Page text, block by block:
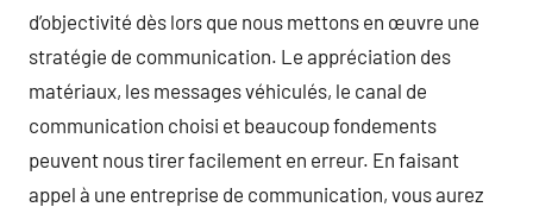
d’objectivité dès lors que nous mettons en œuvre une
stratégie de communication. Le appréciation des
matériaux, les messages véhiculés, le canal de
communication choisi et beaucoup fondements
peuvent nous tirer facilement en erreur. En faisant
appel à une entreprise de communication, vous aurez